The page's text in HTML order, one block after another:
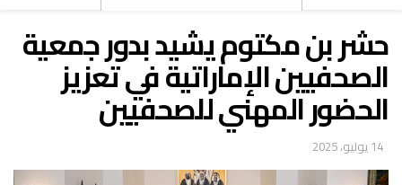
حشر بن مكتوم يشيد بدور جمعية
الصحفيين الإماراتية في تعزيز
الحضور المهني للصحفيين
14 يوليو، 2025